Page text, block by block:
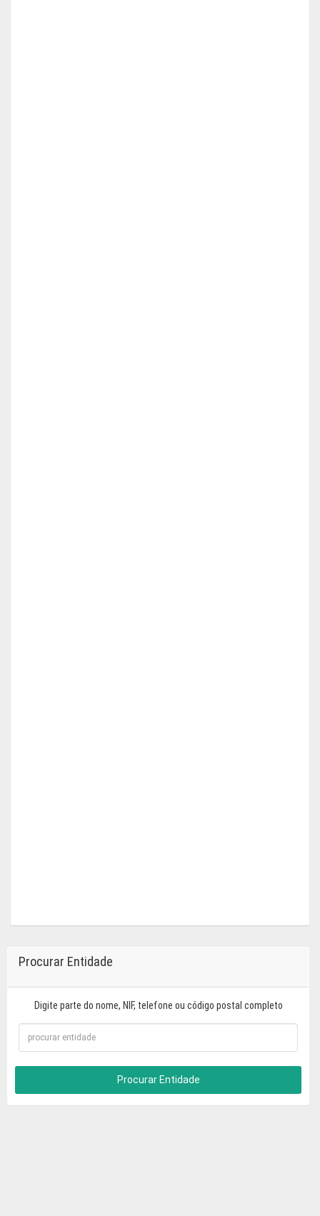
Procurar Entidade
Digite parte do nome, NIF, telefone ou código postal completo
Procurar Entidade